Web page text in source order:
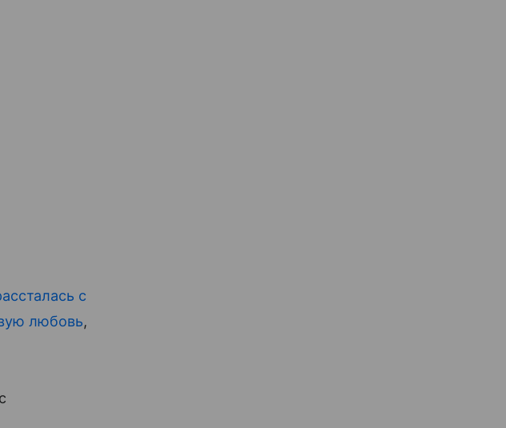
с
любовь,